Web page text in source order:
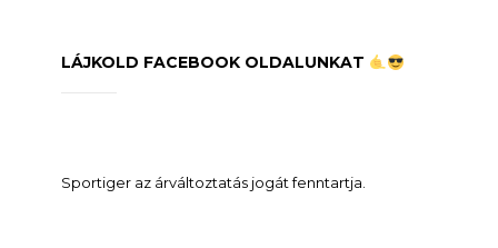
LÁJKOLD FACEBOOK OLDALUNKAT
Sportiger az árváltoztatás jogát fenntartja.